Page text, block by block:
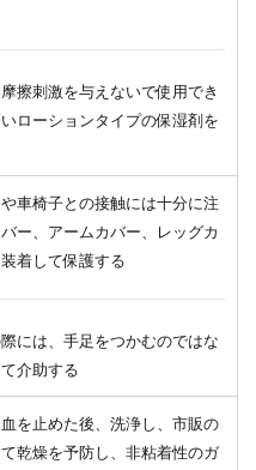
擦刺激を与えないで使用でき
ローションタイプの保湿剤を
車椅子との接触には十分に注
ー、アームカバー、レッグカ
着して保護する
には、手足をつかむのではな
介助する
を止めた後、洗浄し、市販の
乾燥を予防し、非粘着性のガ